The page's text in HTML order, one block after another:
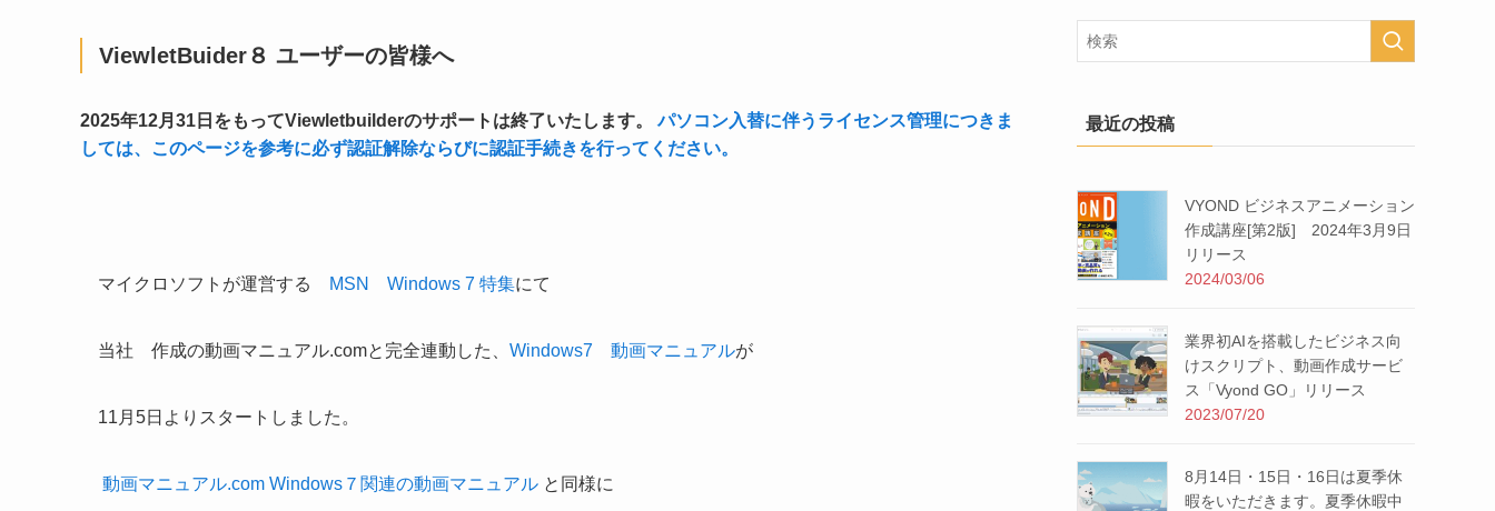
ViewletBuider８ ユーザーの皆様へ
2025年12月31日をもってViewletbuilderのサポートは終了いたします。
パソコン入替に伴うライセンス管理につきま
しては、このページを参考に必ず認証解除ならびに認証手続きを行ってください。
マイクロソフトが運営する MSN Windows 7 特集にて
当社 作成の動画マニュアル.comと完全連動した、 Windows7 動画マニュアルが
11月5日よりスタートしました。
動画マニュアル.com Windows７関連の動画マニュアル と同様に
最近の投稿
VYOND ビジネスアニメーション
作成講座[第2版] 2024年3月9日
リリース
2024/03/06
業界初AIを搭載したビジネス向
けスクリプト、動画作成サービ
ス「Vyond GO」リリース
2023/07/20
8月14日・15日・16日は夏季休
暇をいただきます。夏季休暇中